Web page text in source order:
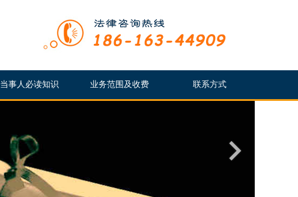
当事人必读知识 业务范围及收费 联系方式